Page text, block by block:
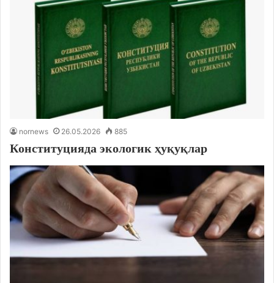
nornews 26.05.2026 885
Конституцияда экологик ҳуқуқлар